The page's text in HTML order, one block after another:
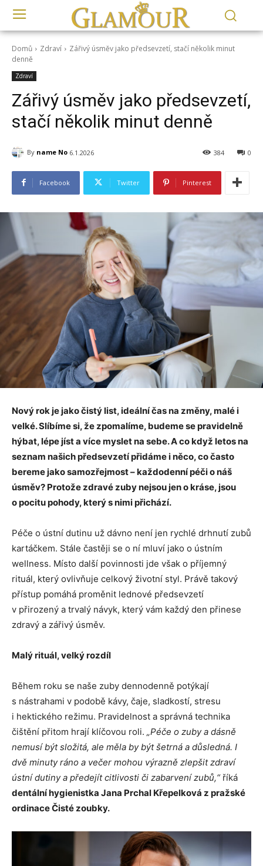
Domů Zdraví
Zářivý úsměv jako předsevzetí, stačí několik minut
denně
Zdraví
Zářivý úsměv jako předsevzetí,
stačí několik minut denně
By name No 6.1.2026 0
384
Facebook Twitter Pinterest
Nový rok je jako čistý list, ideální čas na změny, malé i
velké. Slíbíme si, že zpomalíme, budeme se pravidelně
hýbat, lépe jíst a více myslet na sebe. A co když letos na
seznam našich předsevzetí přidáme i něco, co často
bereme jako samozřejmost – každodenní péči o náš
úsměv? Protože zdravé zuby nejsou jen o kráse, jsou
o pocitu pohody, který s nimi přichází.
Péče o ústní dutinu už dávno není jen rychlé drhnutí zubů
kartáčkem. Stále častěji se o ní mluví jako o ústním
wellness. Místo další povinnosti jde však o příjemný
rituál, který ovlivňuje celkový životní styl. Právě takový
přístup pomáhá proměnit lednové předsevzetí
v přirozený a trvalý návyk, který vám každý den přinese
zdravý a zářivý úsměv.
Malý rituál, velký rozdíl
Během roku se naše zuby dennodenně potýkají
s nástrahami v podobě kávy, čaje, sladkostí, stresu
i hektického režimu. Pravidelnost a správná technika
čištění přitom hrají klíčovou roli. „Péče o zuby a dásně
nemusí být složitá, ale měla by být šetrná a důsledná. I
dvě minuty ráno a večer mohou výrazně zlepšit zdraví
ústní dutiny a předejít citlivosti či zabarvení zubů,“říká
dentální hygienistka Jana Prchal Křepelková z pražské
ordinace Čisté zoubky.